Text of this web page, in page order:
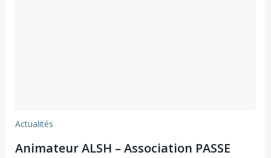
Actualités
Animateur ALSH – Association PASSE